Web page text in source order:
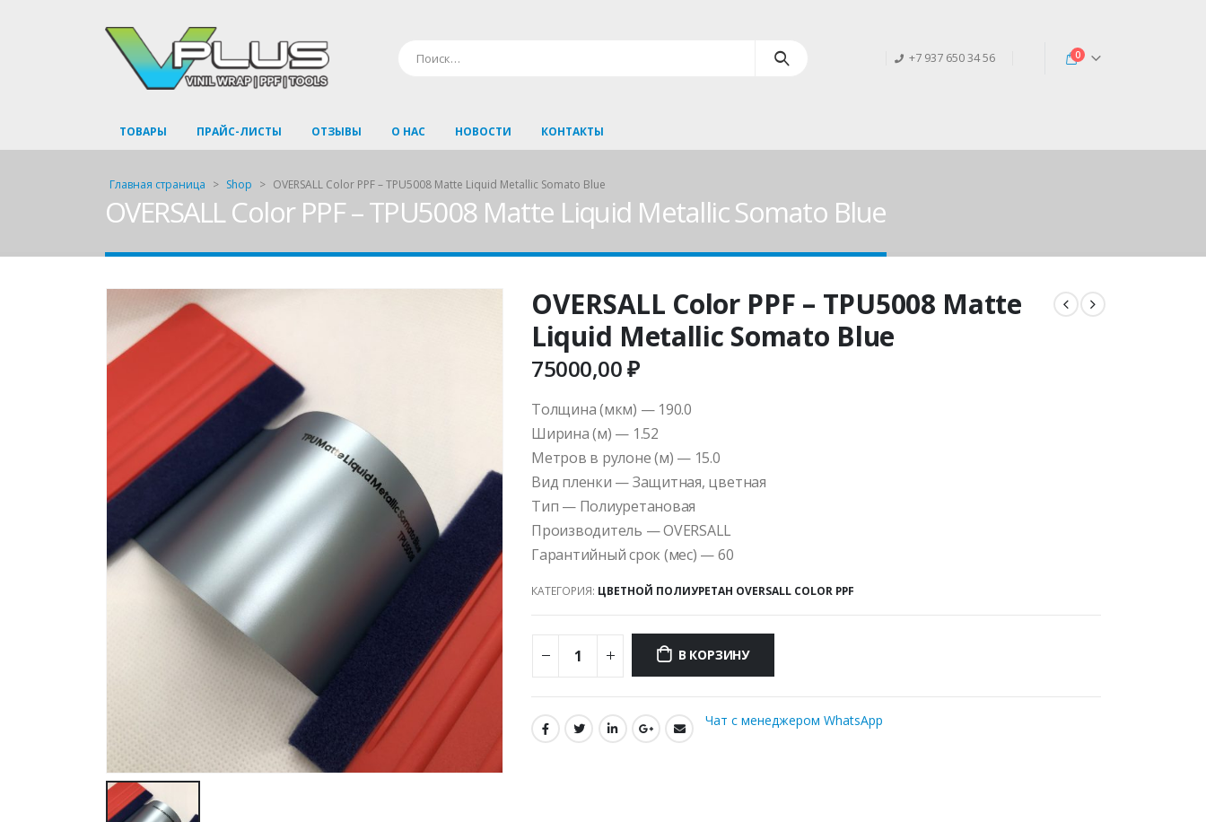
+7 937 650 34 56 0
ТОВАРЫ ПРАЙС-ЛИСТЫ ОТЗЫВЫ О НАС НОВОСТИ КОНТАКТЫ
Главная страница > Shop > OVERSALL Color PPF – TPU5008 Matte Liquid Metallic Somato Blue
OVERSALL Color PPF – TPU5008 Matte Liquid Metallic Somato Blue
OVERSALL Color PPF – TPU5008 Matte
Liquid Metallic Somato Blue
75000,00₽
Толщина (мкм) — 190.0
Ширина (м) — 1.52
Метров в рулоне (м) — 15.0
Вид пленки — Защитная, цветная
Тип — Полиуретановая
Производитель — OVERSALL
Гарантийный срок (мес) — 60
КАТЕГОРИЯ: ЦВЕТНОЙ ПОЛИУРЕТАН OVERSALL COLOR PPF
В КОРЗИНУ
Чат с менеджером WhatsApp